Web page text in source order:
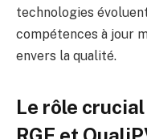
technologies
compétences à jour
envers la qualité.
Le rôle